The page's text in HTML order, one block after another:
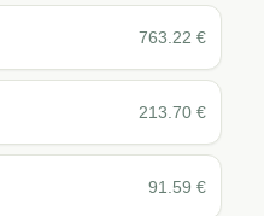
763.22 €
213.70 €
91.59 €